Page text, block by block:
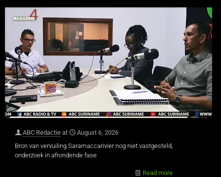
ABC Redactie at
August 6, 2026
Bron van vervuiling Saramaccarivier nog niet vastgesteld,
onderzoek in afrondende fase
Read more